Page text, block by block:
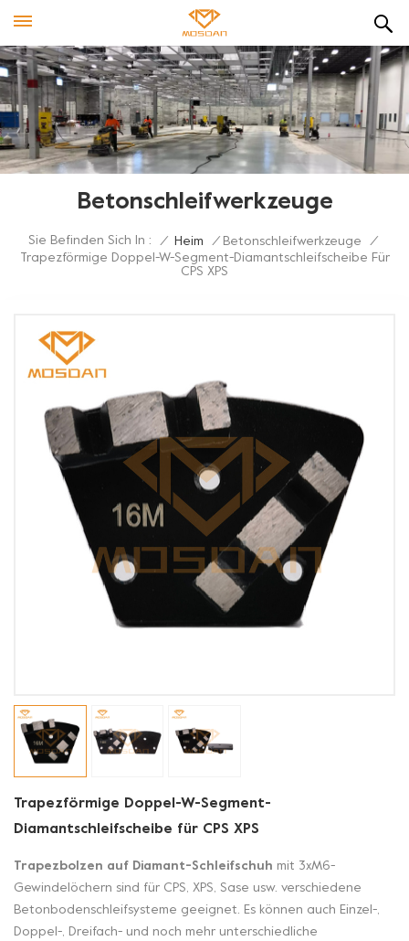
Betonschleifwerkzeuge
Sie Befinden Sich In : / Heim / Betonschleifwerkzeuge
/
Trapezförmige Doppel-W-Segment-Diamantschleifscheibe Für
CPS XPS
Trapezförmige Doppel-W-Segment-
Diamantschleifscheibe für CPS XPS
Trapezbolzen auf Diamant-Schleifschuh mit 3xM6-
Gewindelöchern sind für CPS, XPS, Sase usw. verschiedene
Betonbodenschleifsysteme geeignet. Es können auch Einzel-,
Doppel-, Dreifach- und noch mehr unterschiedliche